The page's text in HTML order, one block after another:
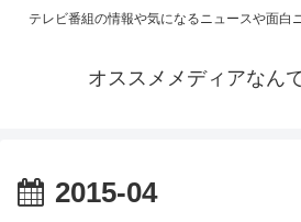
テレビ番組の情報や気になるニュースや面白
オススメメディアなん
2015-04